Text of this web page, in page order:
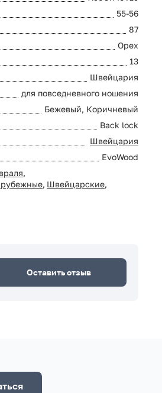
55-56
87
Орех
13
Швейцария
для повседневного ношения
Бежевый, Коричневый
Back lock
Швейцария
EvoWood
,
, Швейцарские,
Оставить отзыв